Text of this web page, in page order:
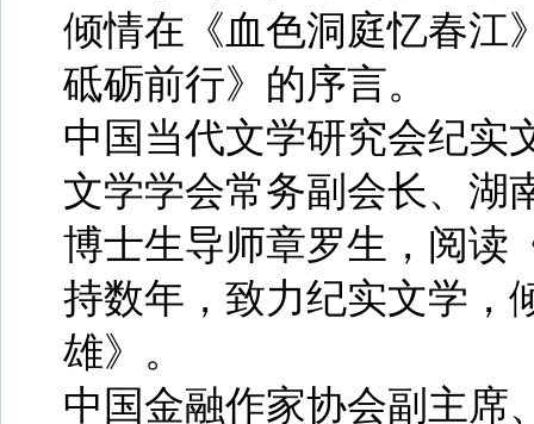
倾情在《血色洞庭忆春江
砥砺前行》的序言。
中国当代文学研究会纪实
文学学会常务副会长、湖
博士生导师章罗生，阅读
持数年，致力纪实文学，
雄》。
中国金融作家协会副主席